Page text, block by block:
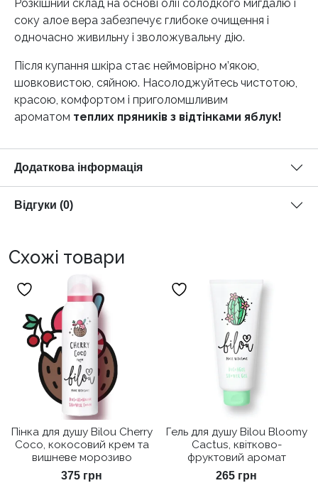
Розкішний склад на основі олії солодкого мигдалю і
соку алое вера забезпечує глибоке очищення і
одночасно живильну і зволожувальну дію.
Після купання шкіра стає неймовірно м’якою,
шовковистою, сяйною. Насолоджуйтесь чистотою,
красою, комфортом і приголомшливим
ароматом теплих пряників з відтінками яблук!
Додаткова інформація
Відгуки (0)
Схожі товари
Пінка для душу Bilou Cherry
Coco, кокосовий крем та
вишневе морозиво
375 грн
Гель для душу Bilou Bloomy
Cactus, квітково-
фруктовий аромат
265 грн